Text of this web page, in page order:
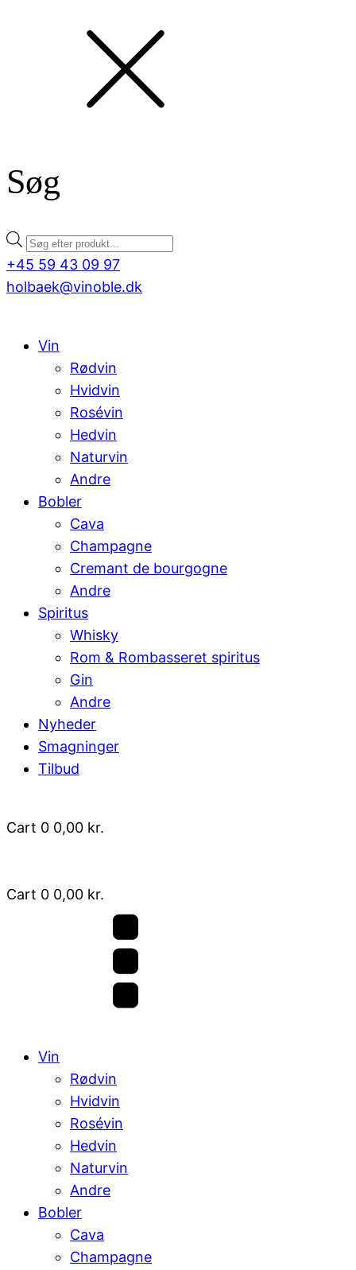
Søg
Products
search
+45 59 43 09 97
holbaek@vinoble.dk
Vin
Rødvin
Hvidvin
Rosévin
Hedvin
Naturvin
Andre
Bobler
Cava
Champagne
Cremant de bourgogne
Andre
Spiritus
Whisky
Rom & Rombasseret spiritus
Gin
Andre
Nyheder
Smagninger
Tilbud
Cart 0 0,00 kr.
Cart 0 0,00 kr.
Vin
Rødvin
Hvidvin
Rosévin
Hedvin
Naturvin
Andre
Bobler
Cava
Champagne